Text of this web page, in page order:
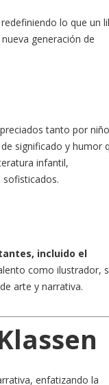
lo que un
generación de
tanto por
significado y humor
infantil,
incluido el
como ilustrador,
arte y narrativa.
enfatizando la